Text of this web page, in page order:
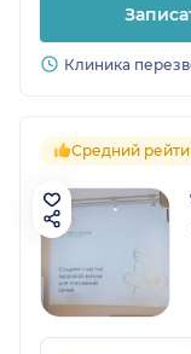
Клиника
Средний